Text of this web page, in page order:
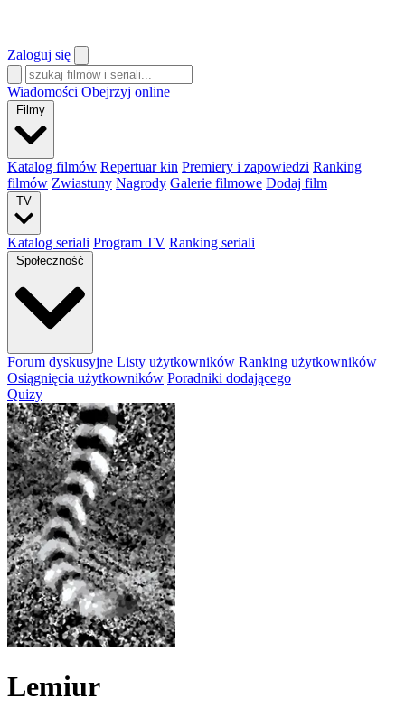
Zaloguj się
Wiadomości Obejrzyj online
Filmy
Katalog filmów Repertuar kin Premiery i zapowiedzi Ranking
filmów Zwiastuny Nagrody Galerie filmowe Dodaj film
TV
Katalog seriali Program TV Ranking seriali
Społeczność
Forum dyskusyjne Listy użytkowników Ranking użytkowników
Osiągnięcia użytkowników Poradniki dodającego
Quizy
Lemiur